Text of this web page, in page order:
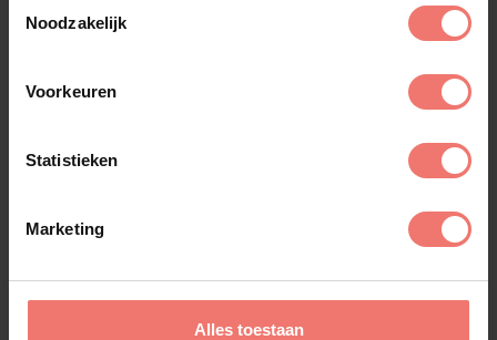
Noodzakelijk
Voorkeuren
Statistieken
Marketing
Alles toestaan
29 juni 2026